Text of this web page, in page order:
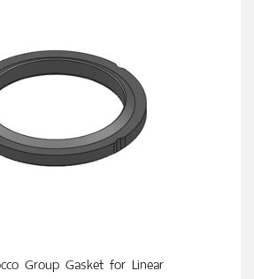
Group Gasket for Linear